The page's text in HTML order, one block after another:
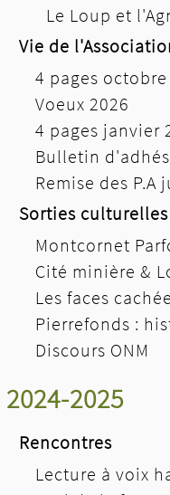
Le Loup et
Vie de
4 pages octobre
Voeux 2026
4 pages janvier
Bulletin
Remise des P.A
Sorties culturelles
Montcornet
Cité minière &
Les faces
Pierrefonds :
Discours ONM
2024-2025
Rencontres
Lecture à voix